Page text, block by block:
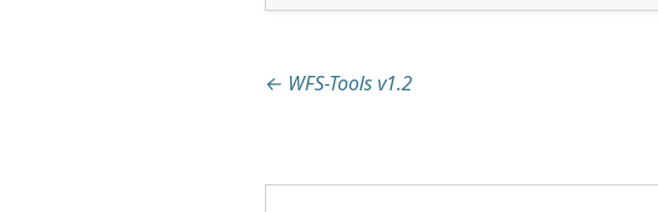
Beitragsnavigation
← WFS-Tools v1.2